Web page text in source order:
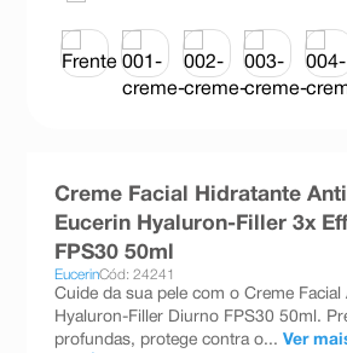
minoxidil
desodorante
absorvente
ºshampoo
Creme Facial Hidratante
Eucerin Hyaluron-Filler 3x
FPS30 50ml
EucerinCód: 24241
Cuide da sua pele com o Creme
Hyaluron-Filler Diurno FPS30 50ml.
profundas, protege contra o... Ver